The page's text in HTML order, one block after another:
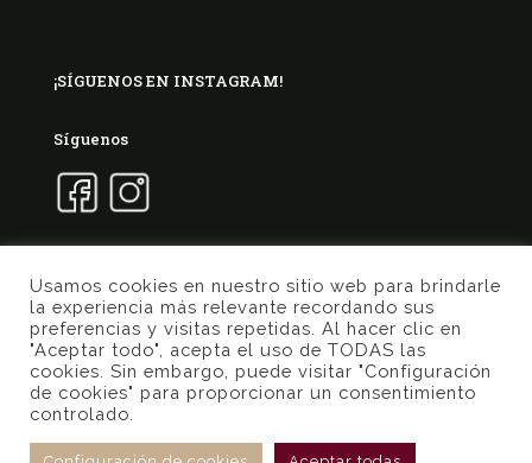
¡SÍGUENOS EN INSTAGRAM!
Síguenos
© 2017 Marqués de Valdueza | Created byMurphy
Marketing
Política de privacidad
Condiciones de uso
Usamos cookies en nuestro sitio web para brindarle
la experiencia más relevante recordando sus
preferencias y visitas repetidas. Al hacer clic en
"Aceptar todo", acepta el uso de TODAS las
cookies. Sin embargo, puede visitar "Configuración
de cookies" para proporcionar un consentimiento
controlado.